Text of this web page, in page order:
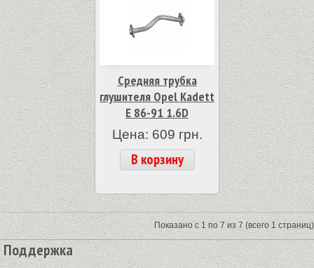
Средняя трубка
глушителя Opel Kadett
E 86-91 1.6D
Цена: 609 грн.
В корзину
Показано с 1 по 7 из 7 (всего 1 страниц)
Поддержка